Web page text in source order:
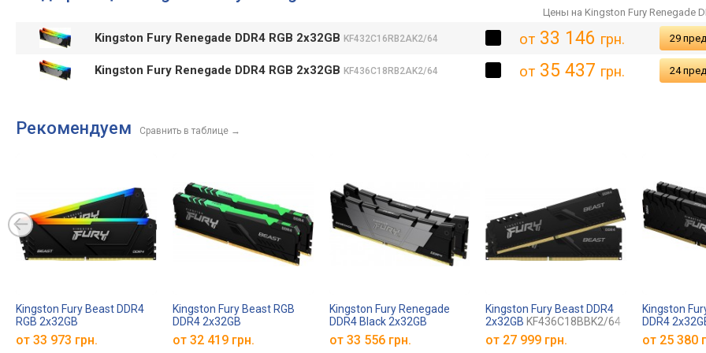
Цены на Kingston Fury Renegade
Kingston Fury Renegade DDR4 RGB 2x32GB KF432C16RB2AK2/64 от33 146 грн. 29
Kingston Fury Renegade DDR4 RGB 2x32GB KF436C18RB2AK2/64 от35 437 грн. 24
Рекомендуем Сравнить в таблице →
Kingston Fury Beast DDR4
RGB 2x32GB
KF436C18BB2AK2/64
от 33 973 грн.
Kingston Fury Beast RGB
DDR4 2x32GB
KF432C16BBAK2/64
от 32 419 грн.
Kingston Fury Renegade
DDR4 Black 2x32GB
KF436C18RB2K2/64
от 33 556 грн.
Kingston Fury Beast DDR4
2x32GB KF436C18BBK2/64
от 27 999 грн.
Kingston
DDR4
от 25 380